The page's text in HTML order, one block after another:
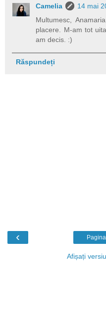
Camelia
14 mai
Multumesc,
placere. M-am tot
am decis. :)
Răspundeți
‹
Afișați